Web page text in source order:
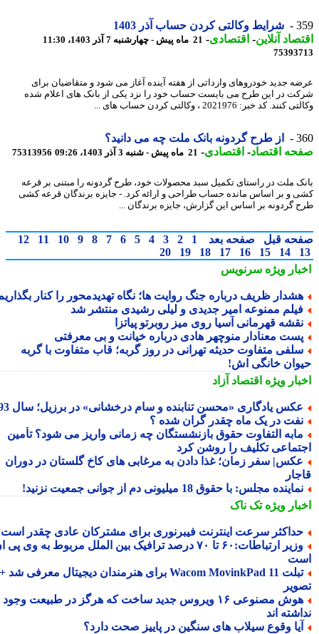
شرایط وکالتی کردن حساب آذر 1403
آنلاین-اقتصادی-21 ماه پیش - چهارشنبه 7 آذر 1403، 11:30
جدید خودروهای وارداتی از هفته آینده آغاز می شود و متقاضیان برای
در این طرح می بایست حساب خود را نزد یکی از بانک های اعلام شده
کد خبر: 2021976 ، وکالتی کردن حساب های ...
از طرح گردونه بانک ملت چه می دانید؟
اقتصاد-اقتصادی-21 ماه پیش - شنبه 3 آذر 1403، 09:26 75313956
ملت در راستای تکمیل سبد محصولات خود، طرح گردونه را مبتنی بر قرعه
و بر اساس مانده حساب طراحی و ارائه کرد. - جایزه برندگان قرعه کشی
گردونه بر اساس این گزارش، جایزه برندگان ...
قبل صفحه بعد 1
2
3
4
5
6
7
8
9
10
11
12
14
15
16
17
18
19
20
ویژهسرنویس
ظریف درباره جنگ روایت ها؛ نگاه تهدیدمحور را کنار بگذاریم
ممنوعه امیر جدیدی و لیلی رشیدی منتشر شد
قهرمانی آسیا روی میز روبرتو پیاتزا
معنادار منوچهر هادی درباره خیانت و بی معرفتی
متفاوت حدیثه تهرانی در روز گربه؛ قاب متفاوت با گربه
خانگی اش!
ویژهاقتصاد آزاد
یادگاری «محسن تنابنده و سام درخشانی» در برزیل؛ سال 93
در یک ماه چقدر گران شده ؟
التفاوت حقوق بازنشستگان چه زمانی واریز می شود؟ تأمین
تکلیف را روشن کرد
سفر زمان؛ غذا دادن به مرغابی های کاخ گلستان در دوران
مجلس: با حقوق 18 میلیونی دم از جوانی جمعیت نزنید!
ویژهتک ناک
سرعت اینترنت فیبرنوری برای مشترکان عادی چقدر است؟
وزیر ارتباطات:۶۰ تا ۷۰ درصد ترافیک بین الملل مربوط به وی پی ان
تبلت Wacom MovinkPad 11 برای هنرمندان دیجیتال معرفی شد +
هوش مصنوعی ۱۶ ویروس جدید ساخت که هرگز در طبیعت وجود
اند
وقوع سیلاب های سنگین در پاییز صحت دارد؟